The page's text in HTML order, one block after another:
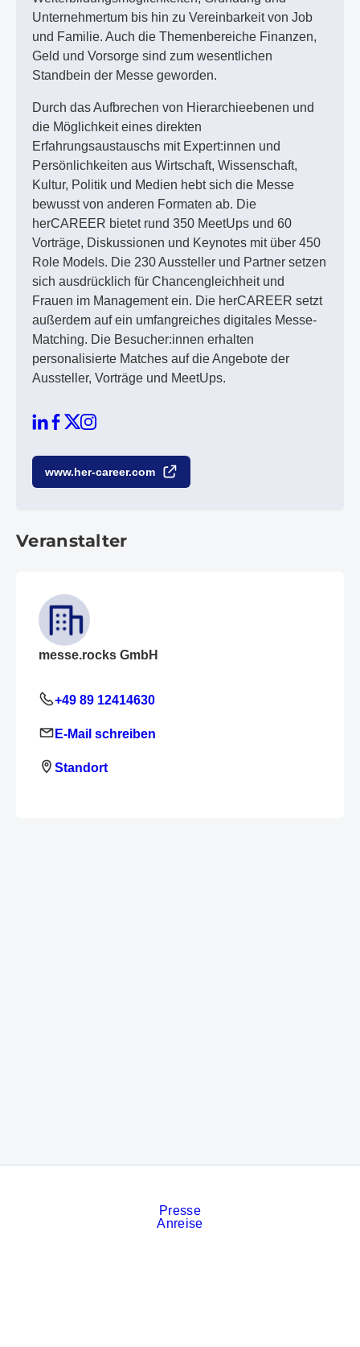
Unternehmertum bis hin zu Vereinbarkeit von Job
und Familie. Auch die Themenbereiche Finanzen,
Geld und Vorsorge sind zum wesentlichen
Standbein der Messe geworden.
Durch das Aufbrechen von Hierarchieebenen und
die Möglichkeit eines direkten
Erfahrungsaustauschs mit Expert:innen und
Persönlichkeiten aus Wirtschaft, Wissenschaft,
Kultur, Politik und Medien hebt sich die Messe
bewusst von anderen Formaten ab. Die
herCAREER bietet rund 350 MeetUps und 60
Vorträge, Diskussionen und Keynotes mit über 450
Role Models. Die 230 Aussteller und Partner setzen
sich ausdrücklich für Chancengleichheit und
Frauen im Management ein. Die herCAREER setzt
außerdem auf ein umfangreiches digitales Messe-
Matching. Die Besucher:innen erhalten
personalisierte Matches auf die Angebote der
Aussteller, Vorträge und MeetUps.
www.her-career.com
Veranstalter
messe.rocks GmbH
+49 89 12414630
E-Mail schreiben
Standort
Presse
Anreise